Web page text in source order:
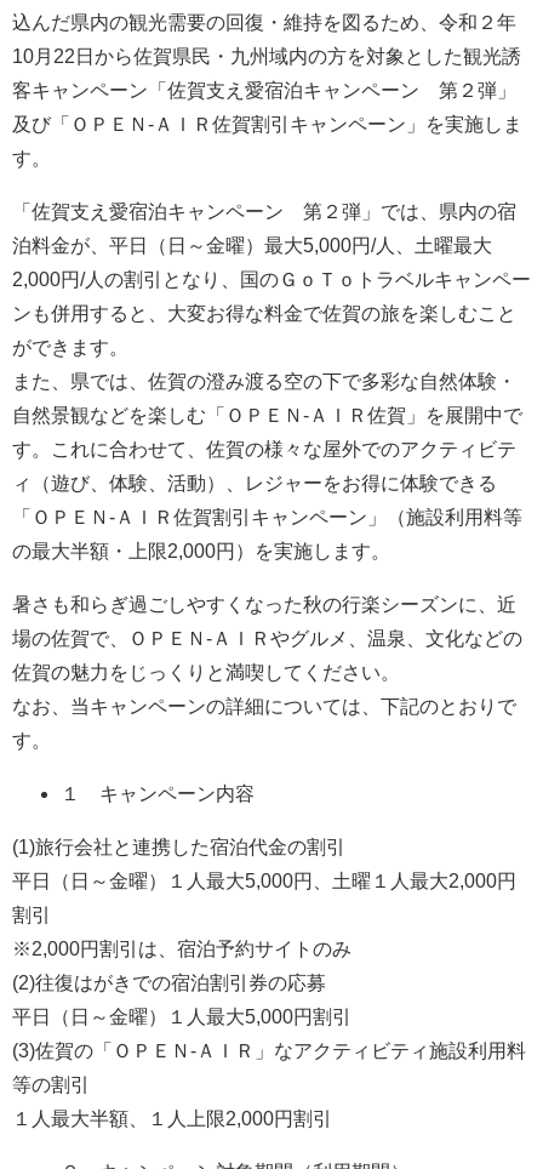
込んだ県内の観光需要の回復・維持を図るため、令和２年
10月22日から佐賀県民・九州域内の方を対象とした観光誘
客キャンペーン「佐賀支え愛宿泊キャンペーン 第２弾」
及び「ＯＰＥＮ-ＡＩＲ佐賀割引キャンペーン」を実施しま
す。
「佐賀支え愛宿泊キャンペーン 第２弾」では、県内の宿
泊料金が、平日（日～金曜）最大5,000円/人、土曜最大
2,000円/人の割引となり、国のＧｏＴｏトラベルキャンペー
ンも併用すると、大変お得な料金で佐賀の旅を楽しむこと
ができます。
また、県では、佐賀の澄み渡る空の下で多彩な自然体験・
自然景観などを楽しむ「ＯＰＥＮ-ＡＩＲ佐賀」を展開中で
す。これに合わせて、佐賀の様々な屋外でのアクティビテ
ィ（遊び、体験、活動）、レジャーをお得に体験できる
「ＯＰＥＮ-ＡＩＲ佐賀割引キャンペーン」（施設利用料等
の最大半額・上限2,000円）を実施します。
暑さも和らぎ過ごしやすくなった秋の行楽シーズンに、近
場の佐賀で、ＯＰＥＮ-ＡＩＲやグルメ、温泉、文化などの
佐賀の魅力をじっくりと満喫してください。
なお、当キャンペーンの詳細については、下記のとおりで
す。
１ キャンペーン内容
(1)旅行会社と連携した宿泊代金の割引
平日（日～金曜）１人最大5,000円、土曜１人最大2,000円
割引
※2,000円割引は、宿泊予約サイトのみ
(2)往復はがきでの宿泊割引券の応募
平日（日～金曜）１人最大5,000円割引
(3)佐賀の「ＯＰＥＮ-ＡＩＲ」なアクティビティ施設利用料
等の割引
１人最大半額、１人上限2,000円割引